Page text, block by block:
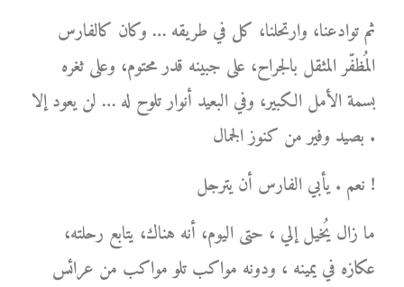
ثم توادعنا، وارتحلنا، كل في طريقه … وكان كالفارس
المُظفّر المثقل بالجراح، على جبينه قدر محتوم، وعلى ثغره
بسمة الأمل الكبير، وفي البعيد أنوار تلوح له … لن يعود إلا
بصيد وفير من كنوز الجمال .
نعم . يأبي الفارس أن يترجل !
ما زال يُخيل إلي ، حتى اليوم، أنه هناك، يتابع رحلته،
عكازه في يمينه ، ودونه مواكب تلو مواكب من عرائس